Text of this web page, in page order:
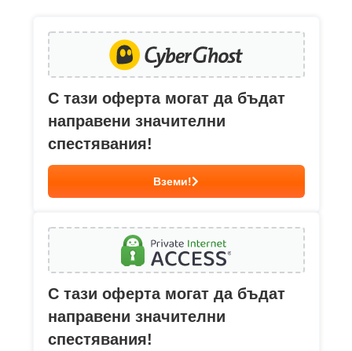
С тази оферта могат да бъдат
направени значителни
спестявания!
Вземи!
С тази оферта могат да бъдат
направени значителни
спестявания!